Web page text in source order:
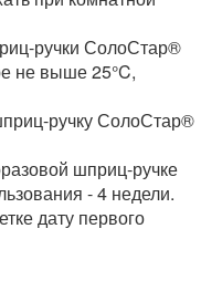
ручки СолоСтар®
не выше 25°C,
ручку СолоСтар®
шприц-ручке
- 4 недели.
дату первого